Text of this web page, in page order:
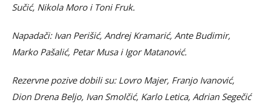
Sučić, Nikola Moro i Toni Fruk.
Napadači: Ivan Perišić, Andrej Kramarić, Ante Budimir,
Marko Pašalić, Petar Musa i Igor Matanović.
Rezervne pozive dobili su: Lovro Majer, Franjo Ivanović,
Dion Drena Beljo, Ivan Smolčić, Karlo Letica, Adrian Segečić